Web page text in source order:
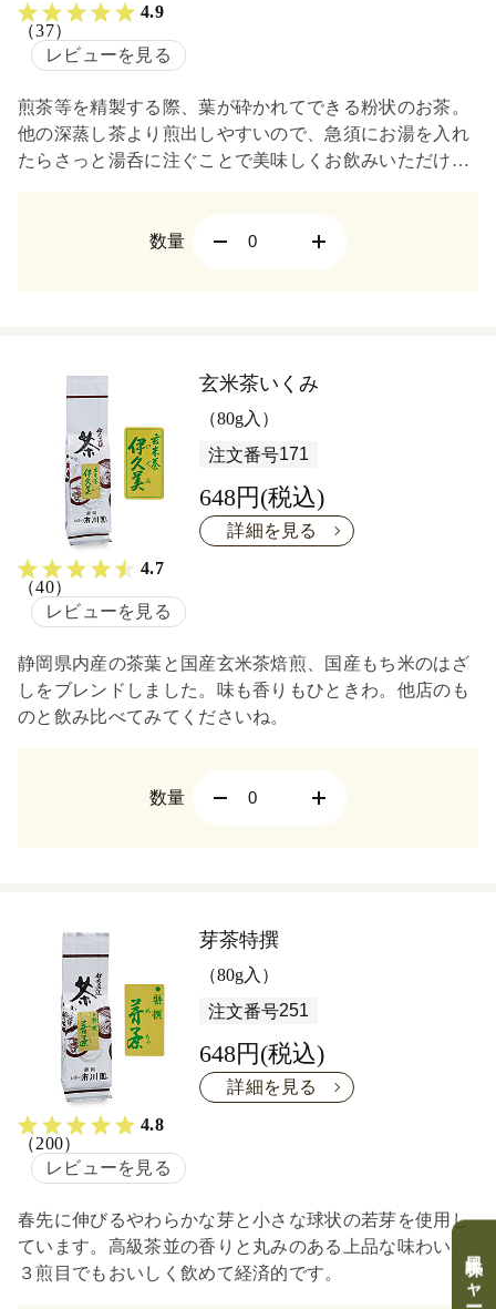
4.9
（37）
レビューを見る
煎茶等を精製する際、葉が砕かれてできる粉状のお茶。
他の深蒸し茶より煎出しやすいので、急須にお湯を入れ
たらさっと湯呑に注ぐことで美味しくお飲みいただけま
数量
4.7
（40）
レビューを見る
玄米茶いくみ
（80g入）
注文番号171
648円(税込)
詳細を見る
静岡県内産の茶葉と国産玄米茶焙煎、国産もち米のはざ
しをブレンドしました。味も香りもひときわ。他店のも
のと飲み比べてみてくださいね。
数量
4.8
（200）
レビューを見る
芽茶特撰
（80g入）
注文番号251
648円(税込)
詳細を見る
春先に伸びるやわらかな芽と小さな球状の若芽を使用し
ています。高級茶並の香りと丸みのある上品な味わい。
３煎目でもおいしく飲めて経済的です。